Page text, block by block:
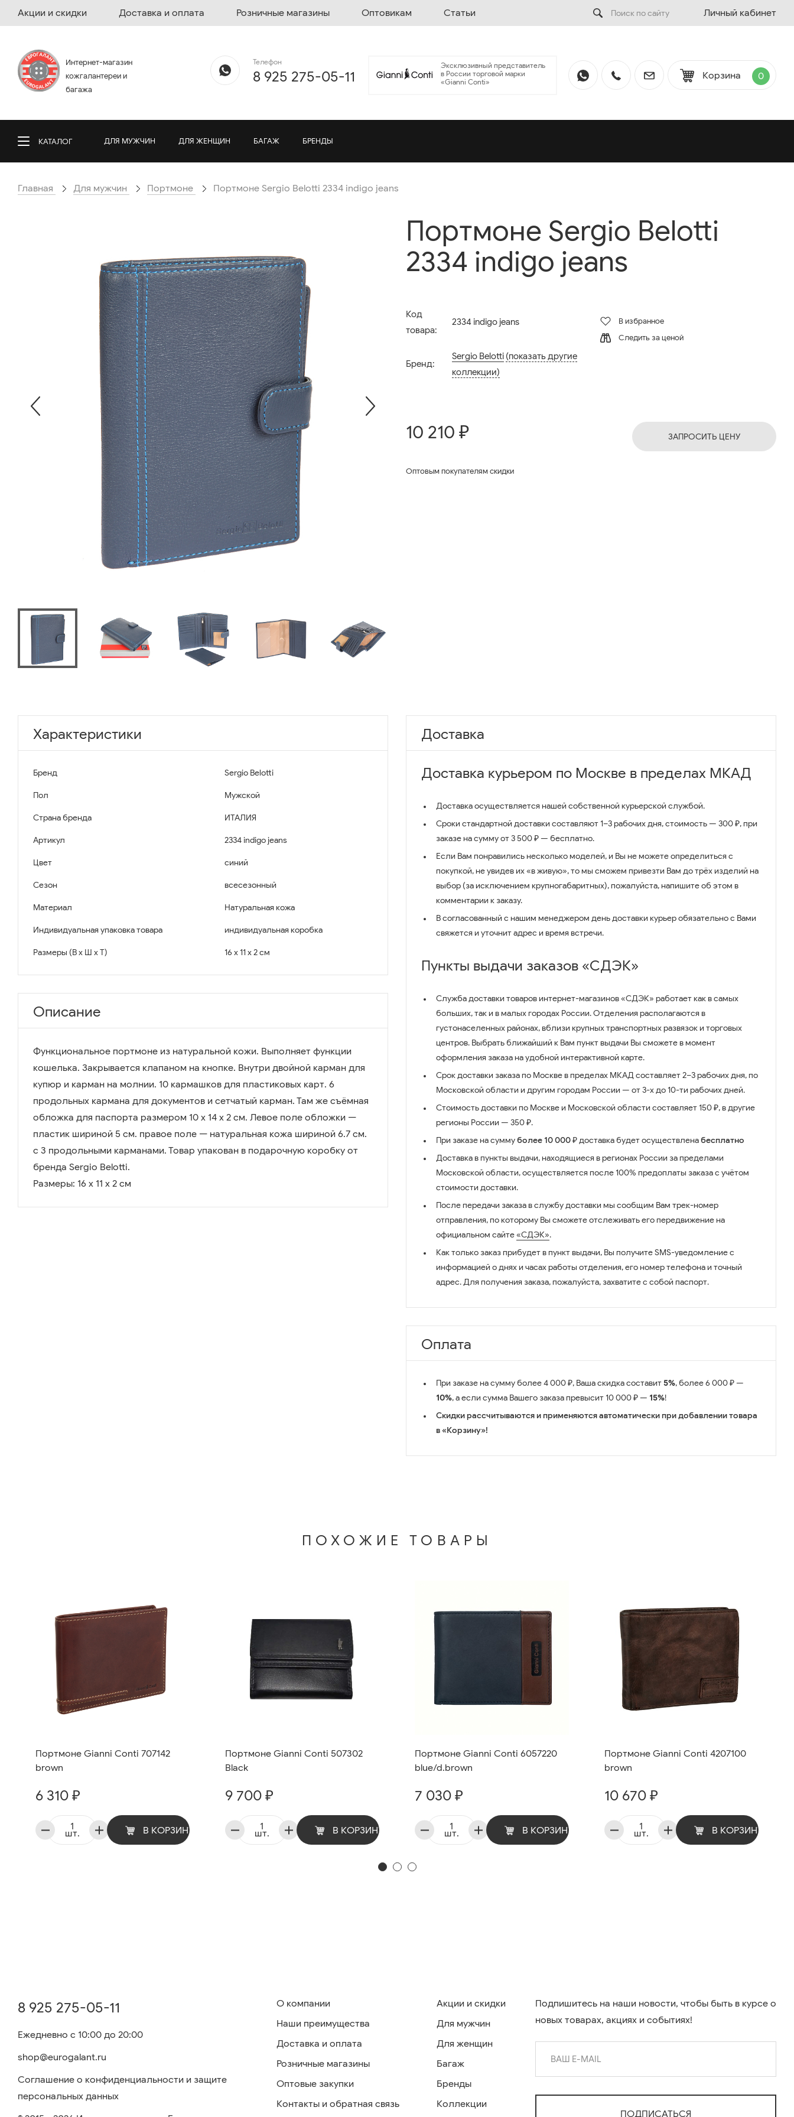
Акции и скидки Доставка и оплата Розничные магазины Оптовикам Статьи Личный кабинет
Интернет-магазин
кожгалантереи и
багажа
Телефон
8 925 275-05-11
Эксклюзивный представитель
в России торговой марки
«Gianni Conti»
Корзина 0
КАТАЛОГ ДЛЯ МУЖЧИН ДЛЯ ЖЕНЩИН БАГАЖ БРЕНДЫ
Главная Для мужчин Портмоне Портмоне Sergio Belotti 2334 indigo jeans
Портмоне Sergio Belotti
2334 indigo jeans
Код
товара:
2334 indigo jeans
Бренд:
Sergio Belotti (показать другие
коллекции)
В избранное
Следить за ценой
10 210 ₽
Оптовым покупателям скидки
ЗАПРОСИТЬ ЦЕНУ
Характеристики
Бренд Sergio Belotti
Пол Мужской
Страна бренда ИТАЛИЯ
Артикул 2334 indigo jeans
Цвет синий
Сезон всесезонный
Материал Натуральная кожа
Индивидуальная упаковка товара индивидуальная коробка
Размеры (В x Ш x Т) 16 x 11 x 2 см
Описание
Функциональное портмоне из натуральной кожи. Выполняет функции
кошелька. Закрывается клапаном на кнопке. Внутри двойной карман для
купюр и карман на молнии. 10 кармашков для пластиковых карт. 6
продольных кармана для документов и сетчатый карман. Там же съёмная
обложка для паспорта размером 10 х 14 х 2 см. Левое поле обложки —
пластик шириной 5 см. правое поле — натуральная кожа шириной 6.7 см.
c 3 продольными карманами. Товар упакован в подарочную коробку от
бренда Sergio Belotti.
Размеры: 16 х 11 х 2 см
Доставка
Доставка курьером по Москве в пределах МКАД
Доставка осуществляется нашей собственной курьерской службой.
Сроки стандартной доставки составляют 1–3 рабочих дня, стоимость — 300 ₽, при
заказе на сумму от 3 500 ₽ — бесплатно.
Если Вам понравились несколько моделей, и Вы не можете определиться с
покупкой, не увидев их «в живую», то мы сможем привезти Вам до трёх изделий на
выбор (за исключением крупногабаритных), пожалуйста, напишите об этом в
комментарии к заказу.
В согласованный с нашим менеджером день доставки курьер обязательно с Вами
свяжется и уточнит адрес и время встречи.
Пункты выдачи заказов «СДЭК»
Служба доставки товаров интернет-магазинов «СДЭК» работает как в самых
больших, так и в малых городах России. Отделения располагаются в
густонаселенных районах, вблизи крупных транспортных развязок и торговых
центров. Выбрать ближайший к Вам пункт выдачи Вы сможете в момент
оформления заказа на удобной интерактивной карте.
Срок доставки заказа по Москве в пределах МКАД составляет 2–3 рабочих дня, по
Московской области и другим городам России — от 3-х до 10-ти рабочих дней.
Стоимость доставки по Москве и Московской области составляет 150 ₽, в другие
регионы России — 350 ₽.
При заказе на суммуболее 10 000 ₽доставка будет осуществленабесплатно
Доставка в пункты выдачи, находящиеся в регионах России за пределами
Московской области, осуществляется после 100% предоплаты заказа с учётом
стоимости доставки.
После передачи заказа в службу доставки мы сообщим Вам трек-номер
отправления, по которому Вы сможете отслеживать его передвижение на
официальном сайте«СДЭК».
Как только заказ прибудет в пункт выдачи, Вы получите SMS-уведомление с
информацией о днях и часах работы отделения, его номер телефона и точный
адрес. Для получения заказа, пожалуйста, захватите с собой паспорт.
Оплата
При заказе на сумму более 4 000 ₽, Ваша скидка составит5%, более 6 000 ₽ —
10%, а если сумма Вашего заказа превысит 10 000 ₽ — 15%!
Скидки рассчитываются и применяются автоматически при добавлении товара
в «Корзину»!
ПОХОЖИЕ ТОВАРЫ
Портмоне Gianni Conti 707142
brown
6 310 ₽
шт. В КОРЗИНУ
Портмоне Gianni Conti 507302
Black
9 700 ₽
шт. В КОРЗИНУ
Портмоне Gianni Conti 6057220
blue/d.brown
7 030 ₽
шт. В КОРЗИНУ
Портмоне Gianni Conti 4207100
brown
10 670 ₽
шт. В КОРЗИНУ
8 925 275-05-11
Ежедневно с 10:00 до 20:00
shop@eurogalant.ru
Соглашение о конфиденциальности и защите
персональных данных
О компании
Наши преимущества
Доставка и оплата
Розничные магазины
Оптовые закупки
Контакты и обратная связь
Акции и скидки
Для мужчин
Для женщин
Багаж
Бренды
Коллекции
Подпишитесь на наши новости, чтобы быть в курсе о
новых товарах, акциях и событиях!